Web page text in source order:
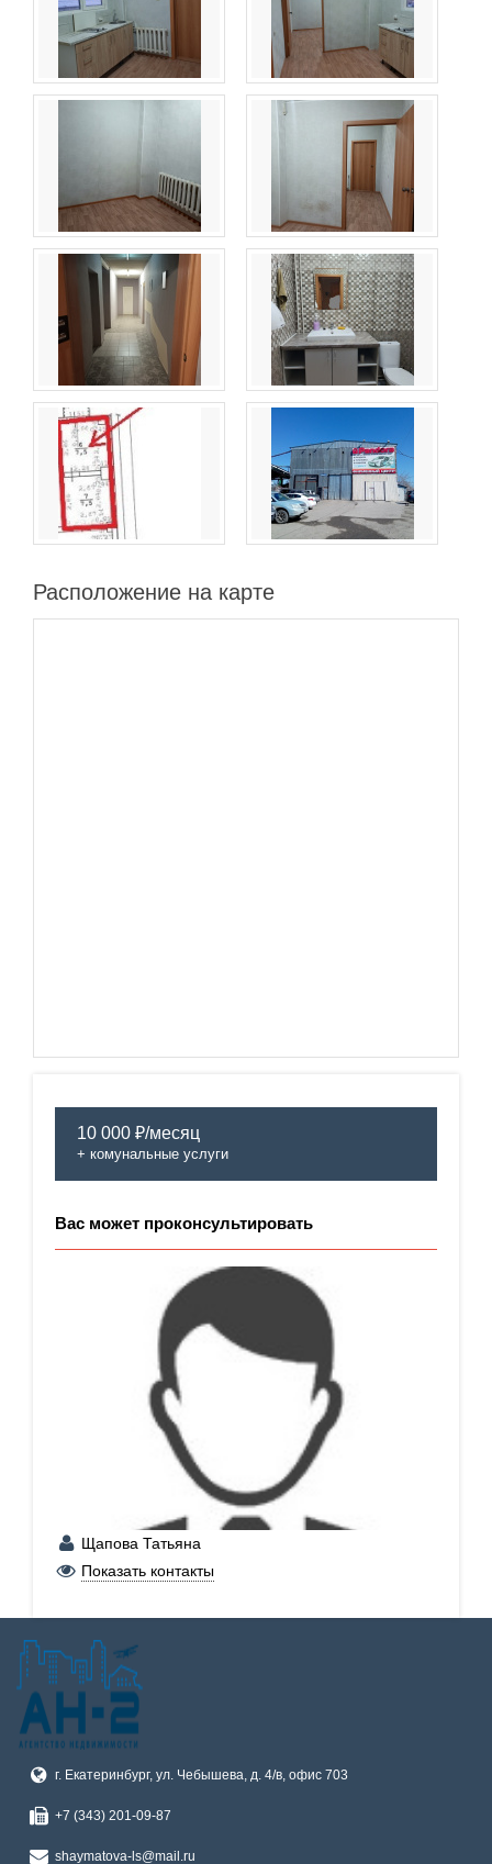
Расположение на карте
10 000 ₽/месяц
+ комунальные услуги
Вас может проконсультировать
Щапова Татьяна
+7 (902) 265-64-63
Показать контакты
г. Екатеринбург, ул. Чебышева, д. 4/в, офис 703
+7 (343) 201-09-87
shaymatova-ls@mail.ru